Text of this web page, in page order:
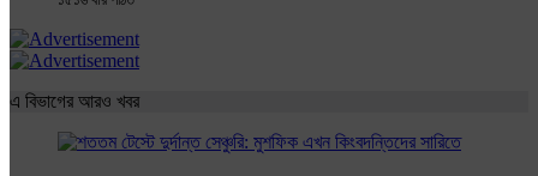
এ বিভাগের আরও খবর